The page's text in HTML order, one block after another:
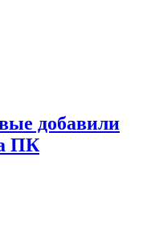
добавили
ПК